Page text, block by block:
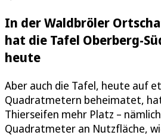
In der Waldbröler
hat die Tafel Oberberg-
heute
Aber auch die Tafel, heute auf
Quadratmetern beheimatet,
Thierseifen mehr Platz –
Quadratmeter an Nutzfläche,